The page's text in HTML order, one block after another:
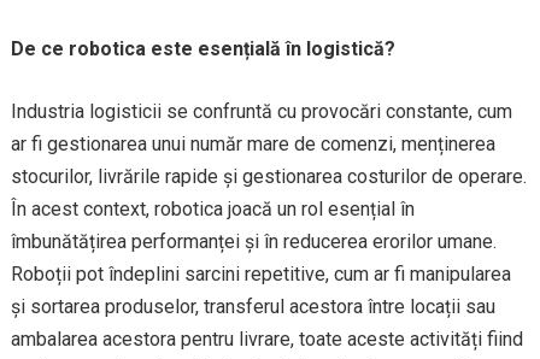
De ce robotica este esențială în logistică?
Industria logisticii se confruntă cu provocări constante, cum
ar fi gestionarea unui număr mare de comenzi, menținerea
stocurilor, livrările rapide și gestionarea costurilor de operare.
În acest context, robotica joacă un rol esențial în
îmbunătățirea performanței și în reducerea erorilor umane.
Roboții pot îndeplini sarcini repetitive, cum ar fi manipularea
și sortarea produselor, transferul acestora între locații sau
ambalarea acestora pentru livrare, toate aceste activități fiind